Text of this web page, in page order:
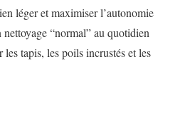
léger et maximiser l’autonomie
“normal” au quotidien
tapis, les poils incrustés et les